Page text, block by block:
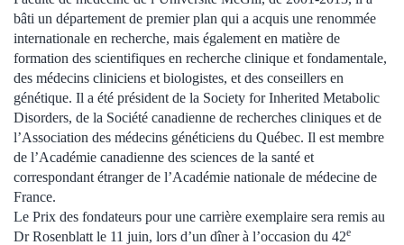
bâti un département de premier plan qui a acquis une renommée
internationale en recherche, mais également en matière de
formation des scientifiques en recherche clinique et fondamentale,
des médecins cliniciens et biologistes, et des conseillers en
génétique. Il a été président de la Society for Inherited Metabolic
Disorders, de la Société canadienne de recherches cliniques et de
l’Association des médecins généticiens du Québec. Il est membre
de l’Académie canadienne des sciences de la santé et
correspondant étranger de l’Académie nationale de médecine de
France.
Le Prix des fondateurs pour une carrière exemplaire sera remis au
Dr Rosenblatt le 11 juin, lors d’un dîner à l’occasion du 42e